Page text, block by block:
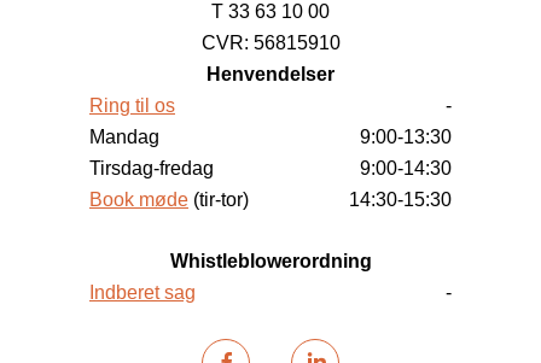
T 33 63 10 00
CVR: 56815910
Henvendelser
Ring til os
-
Mandag
9:00-13:30
Tirsdag-fredag
9:00-14:30
Book møde (tir-tor) 14:30-15:30
Whistleblowerordning
Indberet sag
-